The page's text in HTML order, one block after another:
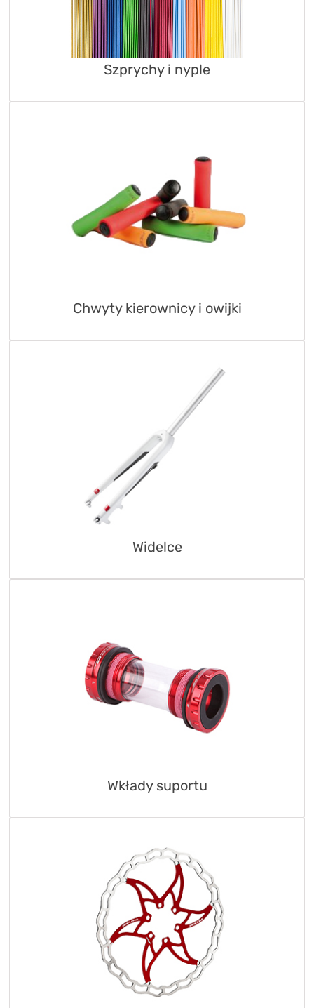
Szprychy i nyple
Chwyty kierownicy i owijki
Widelce
Wkłady suportu